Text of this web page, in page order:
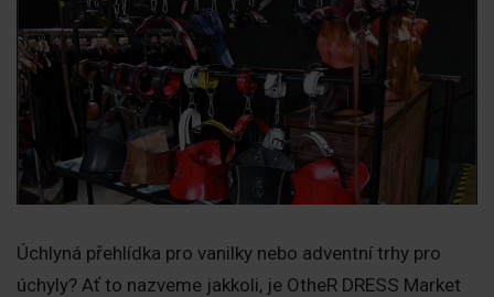
Úchlyná přehlídka pro vanilky nebo adventní trhy pro
úchyly? Ať to nazveme jakkoli, je OtheR DRESS Market